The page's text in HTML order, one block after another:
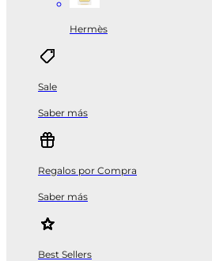
Hermès
Sale
Saber más
Regalos por Compra
Saber más
Best Sellers